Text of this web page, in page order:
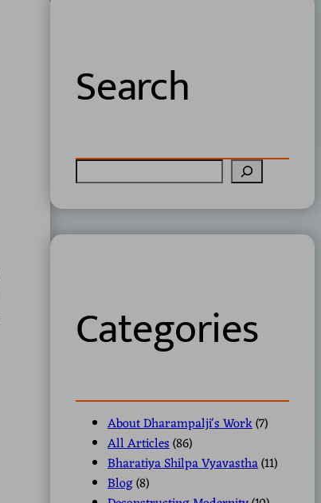
Search
S
e
a
r
Categories
About Dharampalji's Work(7)
All Articles(86)
Bharatiya Shilpa Vyavastha(11)
Blog(8)